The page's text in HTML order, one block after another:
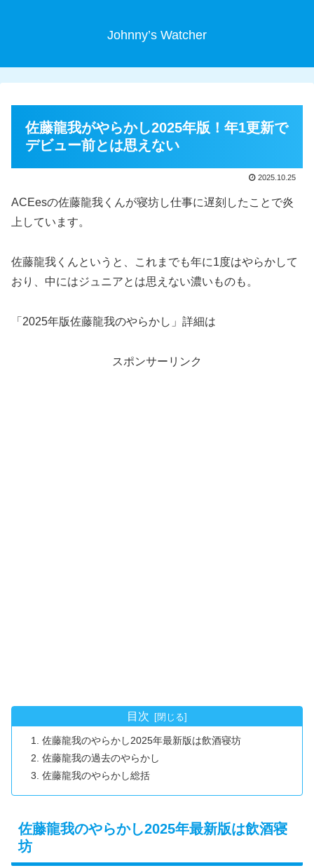
Johnny’s Watcher
佐藤龍我がやらかし2025年版！年1更新で
デビュー前とは思えない
2025.10.25
ACEesの佐藤龍我くんが寝坊し仕事に遅刻したことで炎
上しています。
佐藤龍我くんというと、これまでも年に1度はやらかして
おり、中にはジュニアとは思えない濃いものも。
「2025年版佐藤龍我のやらかし」詳細は
スポンサーリンク
目次
佐藤龍我のやらかし2025年最新版は飲酒寝坊
佐藤龍我の過去のやらかし
佐藤龍我のやらかし総括
佐藤龍我のやらかし2025年最新版は飲酒寝
坊